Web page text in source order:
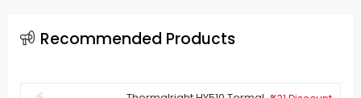
Recommended Products